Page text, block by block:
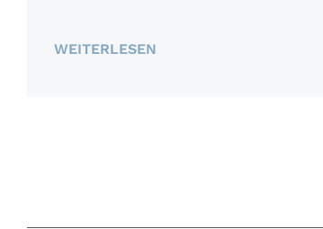
WEITERLESEN